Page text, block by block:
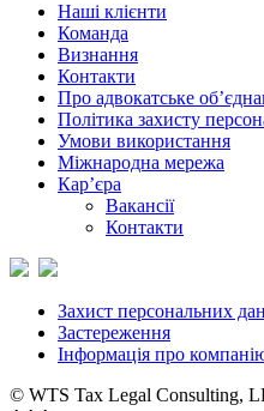
Наші клієнти
Команда
Визнання
Контакти
Про адвокатське
Політика захисту
Умови використання
Міжнародна мережа
Кар’єра
Вакансії
Контакти
Захист персональних
Застереження
Інформація про
© WTS Tax Legal Consulting,